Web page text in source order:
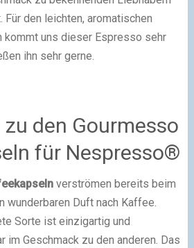
den leichten, aromatischen
kommt uns dieser Espresso sehr
ihn sehr gerne.
den Gourmesso
für Nespresso®
verströmen bereits beim
wunderbaren Duft nach Kaffee.
Sorte ist einzigartig und
im Geschmack zu den anderen. Das